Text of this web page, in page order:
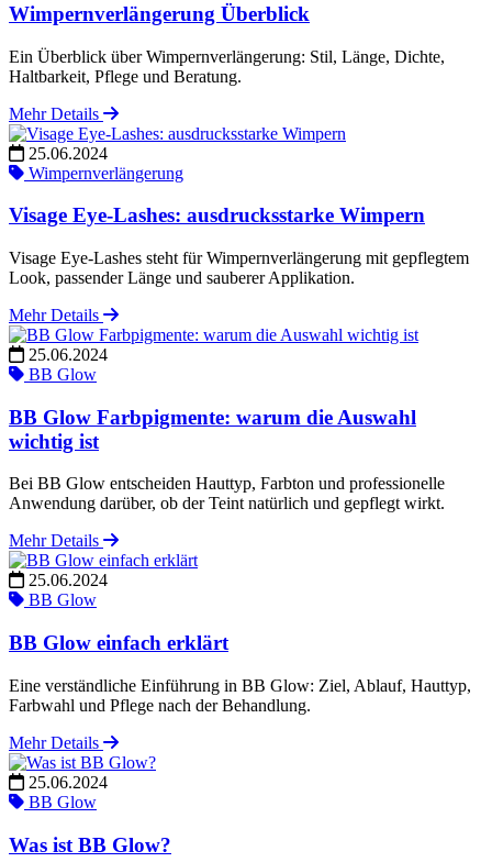
Wimpernverlängerung Überblick
Ein Überblick über Wimpernverlängerung: Stil, Länge, Dichte,
Haltbarkeit, Pflege und Beratung.
Mehr Details
25.06.2024
Wimpernverlängerung
Visage Eye-Lashes: ausdrucksstarke Wimpern
Visage Eye-Lashes steht für Wimpernverlängerung mit gepflegtem
Look, passender Länge und sauberer Applikation.
Mehr Details
25.06.2024
BB Glow
BB Glow Farbpigmente: warum die Auswahl
wichtig ist
Bei BB Glow entscheiden Hauttyp, Farbton und professionelle
Anwendung darüber, ob der Teint natürlich und gepflegt wirkt.
Mehr Details
25.06.2024
BB Glow
BB Glow einfach erklärt
Eine verständliche Einführung in BB Glow: Ziel, Ablauf, Hauttyp,
Farbwahl und Pflege nach der Behandlung.
Mehr Details
25.06.2024
BB Glow
Was ist BB Glow?